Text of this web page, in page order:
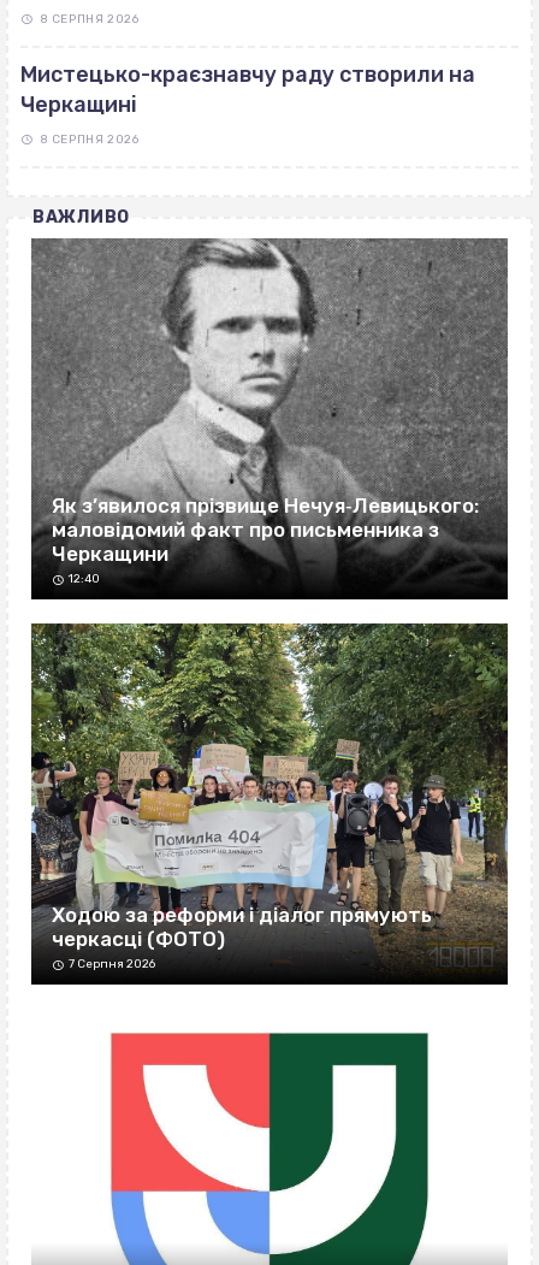
8 СЕРПНЯ 2026
Мистецько-краєзнавчу раду створили на
Черкащині
8 СЕРПНЯ 2026
ВАЖЛИВО
Як з’явилося прізвище Нечуя‐Левицького:
маловідомий факт про письменника з
Черкащини
12:40
Ходою за реформи і діалог прямують
черкасці (ФОТО)
7 Серпня 2026